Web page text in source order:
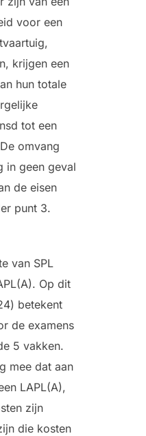
voor een
krijgen een
hun totale
tot een
omvang
in geen geval
de eisen
punt 3.
van SPL
Op dit
betekent
de examens
5 vakken.
mee dat aan
LAPL(A),
zijn
die kosten